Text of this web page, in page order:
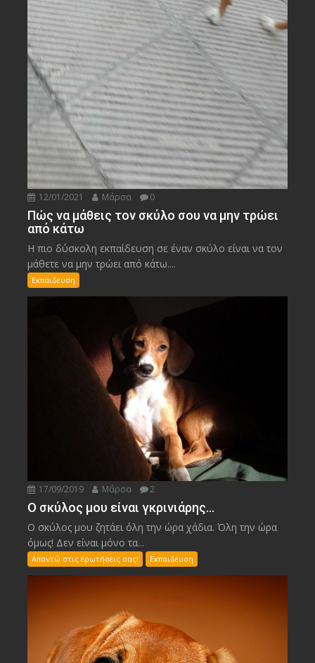
12/01/2021 Μάρσα 0
Πώς να μάθεις τον σκύλο σου να μην τρώει
από κάτω
Η πιο δύσκολη εκπαίδευση σε έναν σκύλο είναι να τον
μάθετε να μην τρώει από κάτω....
Εκπαιδευση
17/09/2019 Μάρσα 2
Ο σκύλος μου είναι γκρινιάρης…
Ο σκύλος μου ζητάει όλη την ώρα χάδια. Όλη την ώρα
όμως! Δεν είναι μόνο τα...
Απαντώ στις ερωτήσεις σας! Εκπαιδευση